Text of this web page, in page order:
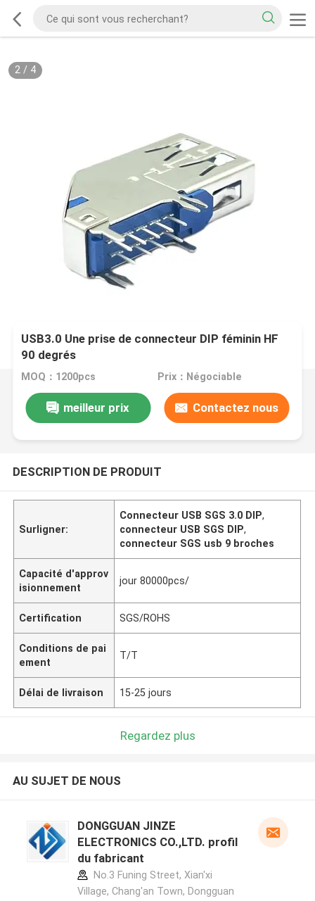
2/ 4
USB3.0 Une prise de connecteur DIP féminin HF
90 degrés
MOQ：1200pcs Prix：Négociable
meilleur prix Contactez nous
DESCRIPTION DE PRODUIT
Surligner:
Connecteur USB SGS 3.0 DIP,
connecteur USB SGS DIP,
connecteur SGS usb 9 broches
Capacité d'approv
isionnement
jour 80000pcs/
Certification SGS/ROHS
Conditions de pai
ement
T/T
Délai de livraison 15-25 jours
Regardez plus
AU SUJET DE NOUS
DONGGUAN JINZE
ELECTRONICS CO.,LTD. profil
du fabricant
No.3 Funing Street, Xian'xi
Village, Chang'an Town, Dongguan